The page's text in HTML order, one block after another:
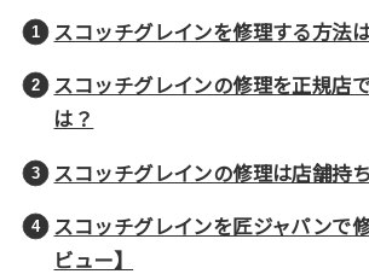
スコッチグレインを修理する方法
スコッチグレインの修理を正規店
は？
スコッチグレインの修理は店舗持
スコッチグレインを匠ジャパンで
ビュー】